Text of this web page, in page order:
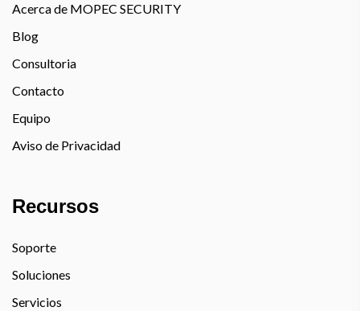
Acerca de MOPEC SECURITY
Blog
Consultoria
Contacto
Equipo
Aviso de Privacidad
Recursos
Soporte
Soluciones
Servicios